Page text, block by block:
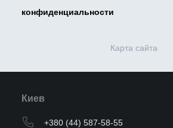
конфиденциальности
Карта сайта
Киев
+380 (44) 587-58-55